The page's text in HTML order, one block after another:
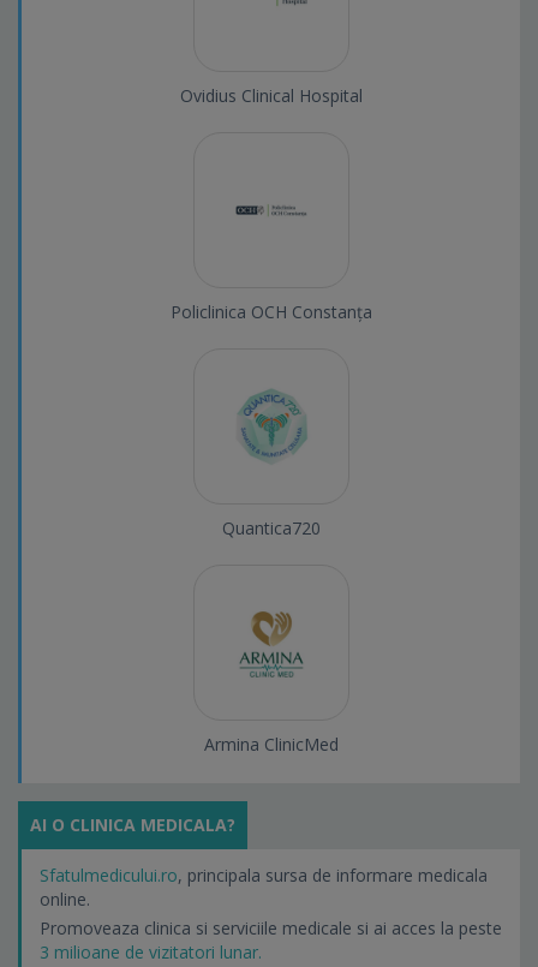
Ovidius Clinical Hospital
Policlinica OCH Constanța
Quantica720
Armina ClinicMed
AI O CLINICA MEDICALA?
Sfatulmedicului.ro, principala sursa de informare medicala
online.
Promoveaza clinica si serviciile medicale si ai acces la peste
3 milioane de vizitatori lunar.